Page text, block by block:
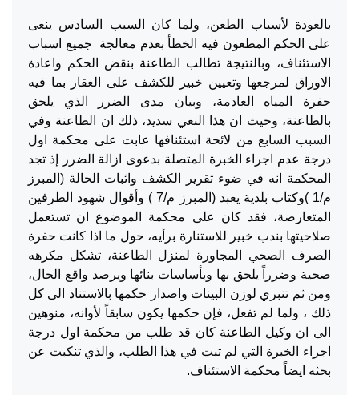
بالعودة لأسباب الطعن، ولما كان السبب السادس ينعى
على الحكم المطعون فيه الخطأ بعدم معالجة جميع اسباب
الاستئناف، وبالنتيجة تطالب الطاعنة بنقض الحكم واعادة
الاوراق لمرجعها وتعيين خبير للكشف على العقار بما فيه
حفرة المياه العادمة، وبيان مدى الضرر الذي يلحق
بالطاعنة، وحيث ان هذا النعي سديد، ذلك ان الطاعنة وفي
السبب السابع من لائحة استئنافها عابت على محكمة اول
درجة عدم اجراء الخبرة المتصلة بدعوى ازالة الضرر إذ تجد
المحكمة انه في ضوء تقرير الكشف واثبات الحالة (المبرز
م/1 )وكتاب بلدية يعبد (المبرز م/7 ) وأقوال شهود الطرفين
المتعارضة، فقد كان على محكمة الموضوع ان تستعمل
صلاحيتها بندب خبير للاستنارة برأيه، حول ما اذا كانت حفرة
الصرف الصحي المجاورة لمنزل الطاعنة، تشكل مكرهه
صحية وضرراً يلحق بها وبأساسات بنائها ويرصد واقع الحال،
ومن ثم تنبري لوزن البينات واصدار حكمها بالاستناد الى كل
ذلك ، ولما لم تفعل، فإن حكمها يكون سابقاً لأوانه، منوهين
الى ان وكيل الطاعنة كان قد طلب من محكمة اول درجة
اجراء الخبرة التي لم تبت في هذا الطلب، والذي تنكبت عن
بحثه ايضاً محكمة الاستئناف.